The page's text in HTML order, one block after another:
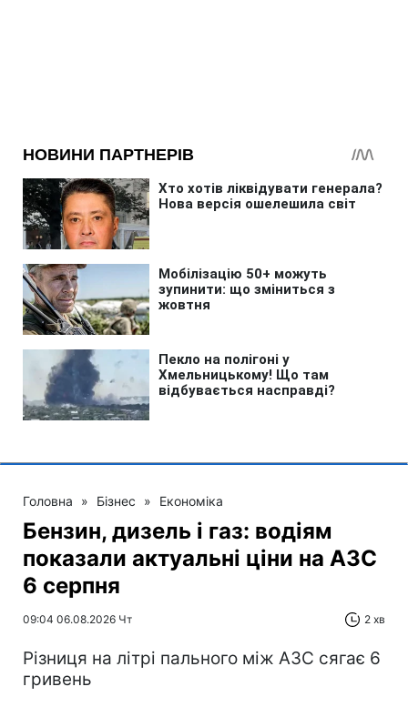
Головна » Бізнес » Економіка
Бензин, дизель і газ: водіям
показали актуальні ціни на АЗС
6 серпня
09:04 06.08.2026 Чт 2 хв
Різниця на літрі пального між АЗС сягає 6
гривень